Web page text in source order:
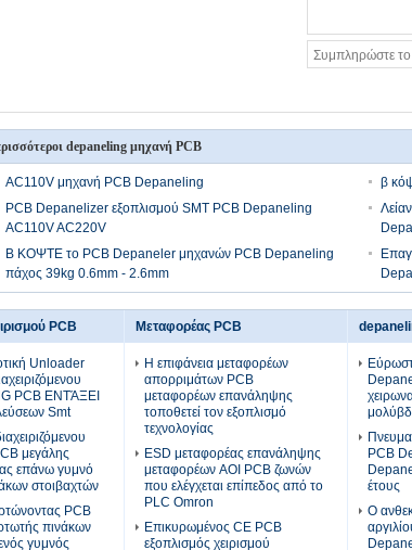
depaneling μηχανή PCB
AC110V μηχανή PCB Depaneling
β
PCB Depanelizer εξοπλισμού SMT PCB Depaneling
AC110V AC220V
Β ΚΟΨΤΕ το PCB Depaneler μηχανών PCB Depaneling
πάχος 39kg 0.6mm - 2.6mm
PCB
Unloader
PCB ΕΝΤΆΞΕΙ
Smt
μεγάλης
επάνω γυμνό
στοιβαχτών
PCB
πινάκων
γυμνός
Μεταφορέας PCB
Η επιφάνεια μεταφορέων
απορριμάτων PCB
μεταφορέων επανάληψης
τοποθετεί τον εξοπλισμό
τεχνολογίας
ESD μεταφορέας επανάληψης
μεταφορέων AOI PCB ζωνών
που ελέγχεται επίπεδος από το
PLC Omron
Επικυρωμένος CE PCB
εξοπλισμός χειρισμού
PCB
έτους
Ο